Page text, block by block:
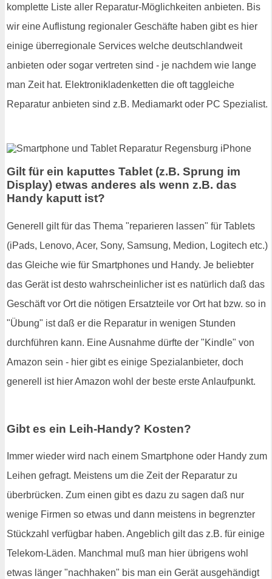
komplette Liste aller Reparatur-Möglichkeiten anbieten. Bis
wir eine Auflistung regionaler Geschäfte haben gibt es hier
einige überregionale Services welche deutschlandweit
anbieten oder sogar vertreten sind - je nachdem wie lange
man Zeit hat. Elektronikladenketten die oft taggleiche
Reparatur anbieten sind z.B. Mediamarkt oder PC Spezialist.
Gilt für ein kaputtes Tablet (z.B. Sprung im
Display) etwas anderes als wenn z.B. das
Handy kaputt ist?
Generell gilt für das Thema "reparieren lassen" für Tablets
(iPads, Lenovo, Acer, Sony, Samsung, Medion, Logitech etc.)
das Gleiche wie für Smartphones und Handy. Je beliebter
das Gerät ist desto wahrscheinlicher ist es natürlich daß das
Geschäft vor Ort die nötigen Ersatzteile vor Ort hat bzw. so in
"Übung" ist daß er die Reparatur in wenigen Stunden
durchführen kann. Eine Ausnahme dürfte der "Kindle" von
Amazon sein - hier gibt es einige Spezialanbieter, doch
generell ist hier Amazon wohl der beste erste Anlaufpunkt.
Gibt es ein Leih-Handy? Kosten?
Immer wieder wird nach einem Smartphone oder Handy zum
Leihen gefragt. Meistens um die Zeit der Reparatur zu
überbrücken. Zum einen gibt es dazu zu sagen daß nur
wenige Firmen so etwas und dann meistens in begrenzter
Stückzahl verfügbar haben. Angeblich gilt das z.B. für einige
Telekom-Läden. Manchmal muß man hier übrigens wohl
etwas länger "nachhaken" bis man ein Gerät ausgehändigt